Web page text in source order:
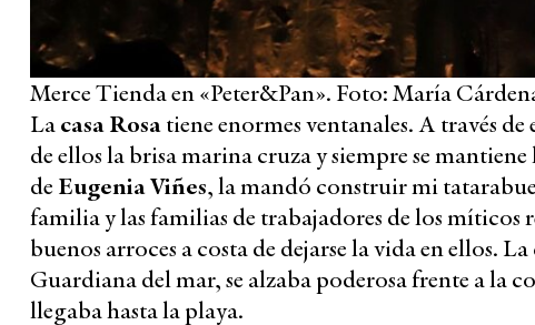
Merce Tienda en «Peter&Pan». Foto: María
Lacasa Rosatiene enormes ventanales. A través
de ellos la brisa marina cruza y siempre se
deEugenia Viñes, la mandó construir mi
familia y las familias de trabajadores de los míticos
buenos arroces a costa de dejarse la vida en ellos.
Guardiana del mar, se alzaba poderosa frente a la
llegaba hasta la playa.